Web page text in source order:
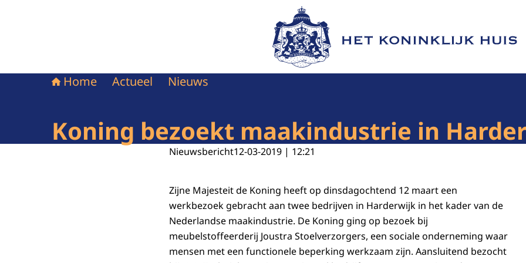
Naar de homepage van Het Koninklijk Huis
Home Actueel Nieuws
Koning bezoekt maakindustrie in
Nieuwsbericht12-03-2019 | 12:21
Zijne Majesteit de Koning heeft op dinsdagochtend 12 maart een
werkbezoek gebracht aan twee bedrijven in Harderwijk in het kader van de
Nederlandse maakindustrie. De Koning ging op bezoek bij
meubelstoffeerderij Joustra Stoelverzorgers, een sociale onderneming waar
mensen met een functionele beperking werkzaam zijn. Aansluitend bezocht